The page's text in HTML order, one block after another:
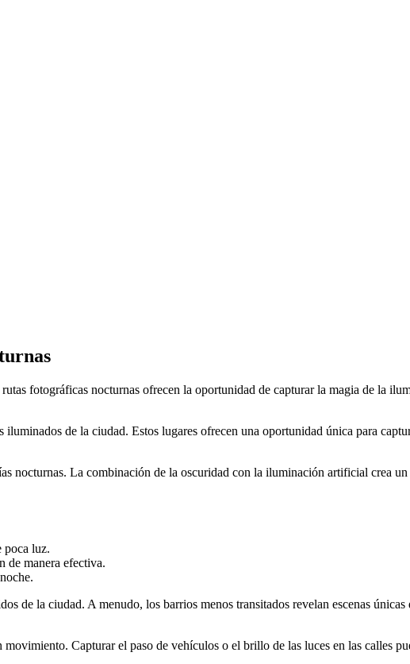
fotográficas nocturnas ofrecen la oportunidad de capturar la magia de la
de la ciudad. Estos lugares ofrecen una oportunidad única para
nocturnas. La combinación de la oscuridad con la iluminación artificial crea
poca luz.
de manera efectiva.
de la ciudad. A menudo, los barrios menos transitados revelan escenas
Capturar el paso de vehículos o el brillo de las luces en las calles